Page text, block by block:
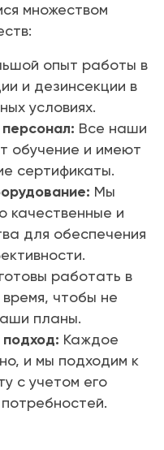
множеством
опыт работы в
и дезинсекции в
условиях.
Все наши
обучение и имеют
сертификаты.
Мы
качественные и
для обеспечения
работать в
чтобы не
планы.
Каждое
и мы подходим к
с учетом его